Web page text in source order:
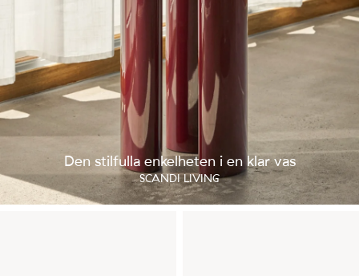
Den stilfulla enkelheten i en klar vas
SCANDI LIVING